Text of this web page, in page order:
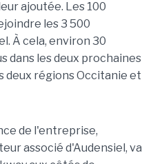
ajoutée. Les 100
les 3 500
À cela, environ 30
dans les deux prochaines
deux régions Occitanie et
de l'entreprise,
associé d'Audensiel, va